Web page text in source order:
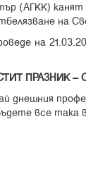
(АГКК)
на
на
ПРАЗНИК –
днешния
все